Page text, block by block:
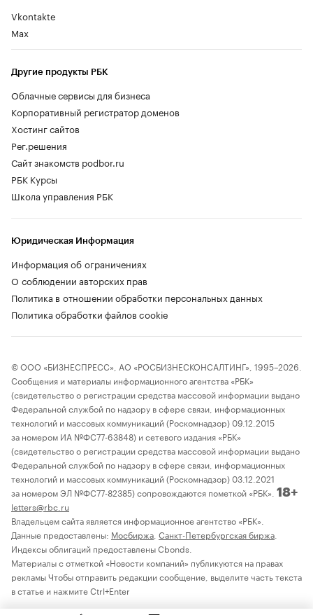
Vkontakte
Max
Другие продукты РБК
Облачные сервисы для бизнеса
Корпоративный регистратор доменов
Хостинг сайтов
Рег.решения
Сайт знакомств podbor.ru
РБК Курсы
Школа управления РБК
Юридическая Информация
Информация об ограничениях
О соблюдении авторских прав
Политика в отношении обработки персональных данных
Политика обработки файлов cookie
© ООО «БИЗНЕСПРЕСС», АО «РОСБИЗНЕСКОНСАЛТИНГ», 1995–2026.
Сообщения и материалы информационного агентства «РБК»
(свидетельство о регистрации средства массовой информации выдано
Федеральной службой по надзору в сфере связи, информационных
технологий и массовых коммуникаций (Роскомнадзор) 09.12.2015
за номером ИА №ФС77-63848) и сетевого издания «РБК»
(свидетельство о регистрации средства массовой информации выдано
Федеральной службой по надзору в сфере связи, информационных
технологий и массовых коммуникаций (Роскомнадзор) 03.12.2021
за номером ЭЛ №ФС77-82385) сопровождаются пометкой «РБК». 18+
letters@rbc.ru
Владельцем сайта является информационное агентство «РБК».
Данные предоставлены: Мосбиржа Санкт-Петербургская биржа
Индексы облигаций предоставлены Cbonds.
Материалы с отметкой «Новости компаний» публикуются на правах
рекламы Чтобы отправить редакции сообщение, выделите часть текста
в статье и нажмите Ctrl+Enter